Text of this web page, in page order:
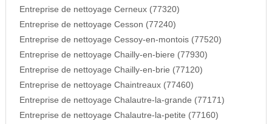
Entreprise de nettoyage Cerneux (77320)
Entreprise de nettoyage Cesson (77240)
Entreprise de nettoyage Cessoy-en-montois (77520)
Entreprise de nettoyage Chailly-en-biere (77930)
Entreprise de nettoyage Chailly-en-brie (77120)
Entreprise de nettoyage Chaintreaux (77460)
Entreprise de nettoyage Chalautre-la-grande (77171)
Entreprise de nettoyage Chalautre-la-petite (77160)